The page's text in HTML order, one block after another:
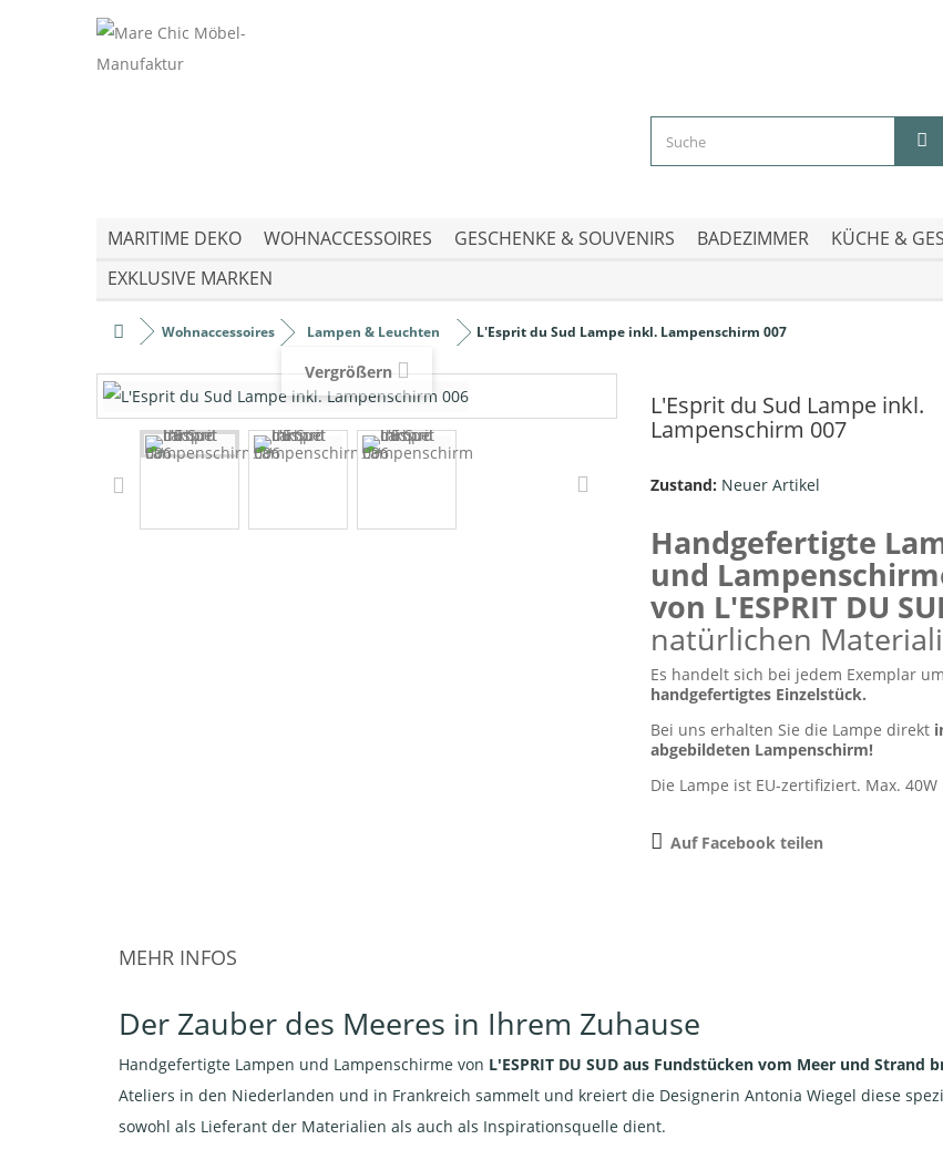
MARITIME DEKO WOHNACCESSOIRES GESCHENKE & SOUVENIRS BADEZIMMER KÜCHE &
EXKLUSIVE MARKEN
Wohnaccessoires Lampen & Leuchten L'Esprit du Sud Lampe inkl. Lampenschirm 007
Vergrößern
L'Esprit du Sud Lampe inkl.
Lampenschirm 007
Zustand: Neuer Artikel
Handgefertigte
und
von L'ESPRIT DU
natürlichen
Es handelt sich bei jedem Exemplar
handgefertigtes Einzelstück.
Bei uns erhalten Sie die Lampe direkt
abgebildeten Lampenschirm!
Die Lampe ist EU-zertifiziert. Max. 40W
Auf Facebook teilen
MEHR INFOS
Der Zauber des Meeres in Ihrem Zuhause
Handgefertigte Lampen und Lampenschirme von L'ESPRIT DU SUD aus Fundstücken vom Meer und Strand
Ateliers in den Niederlanden und in Frankreich sammelt und kreiert die Designerin Antonia Wiegel diese
sowohl als Lieferant der Materialien als auch als Inspirationsquelle dient.